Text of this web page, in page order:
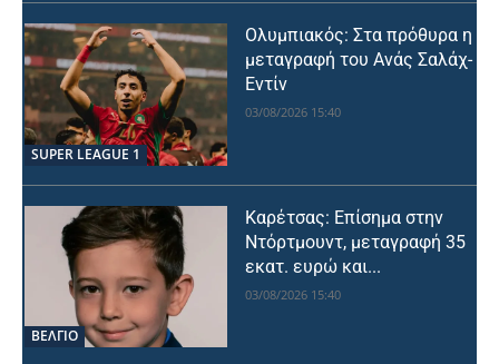
SUPER LEAGUE 1
Ολυμπιακός: Στα πρόθυρα η
μεταγραφή του Ανάς Σαλάχ-
Εντίν
03/08/2026 15:40
ΒΕΛΓΙΟ
Καρέτσας: Επίσημα στην
Ντόρτμουντ, μεταγραφή 35
εκατ. ευρώ και...
03/08/2026 15:40